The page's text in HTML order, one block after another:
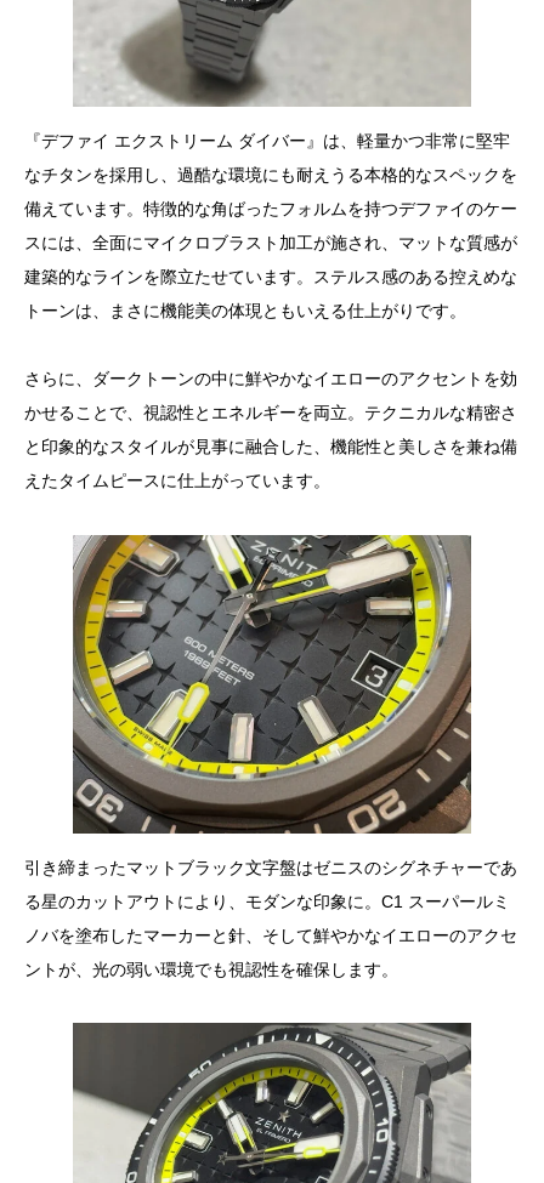
『デファイ エクストリーム ダイバー』は、軽量かつ非常に堅牢
なチタンを採用し、過酷な環境にも耐えうる本格的なスペックを
備えています。特徴的な角ばったフォルムを持つデファイのケー
スには、全面にマイクロブラスト加工が施され、マットな質感が
建築的なラインを際立たせています。ステルス感のある控えめな
トーンは、まさに機能美の体現ともいえる仕上がりです。
さらに、ダークトーンの中に鮮やかなイエローのアクセントを効
かせることで、視認性とエネルギーを両立。テクニカルな精密さ
と印象的なスタイルが見事に融合した、機能性と美しさを兼ね備
えたタイムピースに仕上がっています。
引き締まったマットブラック文字盤はゼニスのシグネチャーであ
る星のカットアウトにより、モダンな印象に。C1 スーパールミ
ノバを塗布したマーカーと針、そして鮮やかなイエローのアクセ
ントが、光の弱い環境でも視認性を確保します。